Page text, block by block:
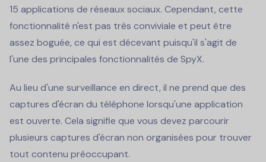
15 applications de réseaux sociaux. Cependant, cette
fonctionnalité n'est pas très conviviale et peut être
assez boguée, ce qui est décevant puisqu'il s'agit de
l'une des principales fonctionnalités de SpyX.
Au lieu d'une surveillance en direct, il ne prend que des
captures d'écran du téléphone lorsqu'une application
est ouverte. Cela signifie que vous devez parcourir
plusieurs captures d'écran non organisées pour trouver
tout contenu préoccupant.